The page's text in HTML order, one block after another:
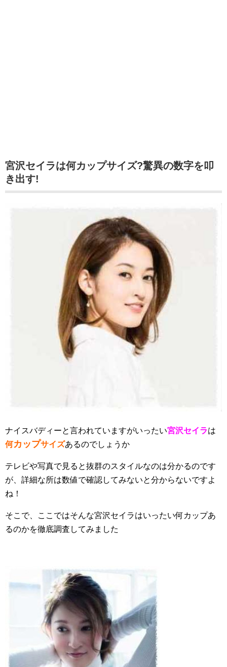
宮沢セイラは何カップサイズ?驚異の数字を叩
き出す!
ナイスバディーと言われていますがいったい宮沢セイラは
何カップサイズあるのでしょうか
テレビや写真で見ると抜群のスタイルなのは分かるのです
が、詳細な所は数値で確認してみないと分からないですよ
ね！
そこで、ここではそんな宮沢セイラはいったい何カップあ
るのかを徹底調査してみました